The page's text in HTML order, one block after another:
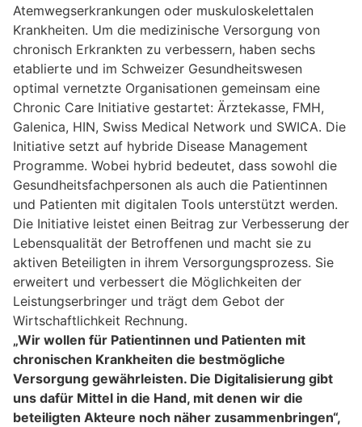
Atemwegserkrankungen oder muskuloskelettalen
Krankheiten. Um die medizinische Versorgung von
chronisch Erkrankten zu verbessern, haben sechs
etablierte und im Schweizer Gesundheitswesen
optimal vernetzte Organisationen gemeinsam eine
Chronic Care Initiative gestartet: Ärztekasse, FMH,
Galenica, HIN, Swiss Medical Network und SWICA. Die
Initiative setzt auf hybride Disease Management
Programme. Wobei hybrid bedeutet, dass sowohl die
Gesundheitsfachpersonen als auch die Patientinnen
und Patienten mit digitalen Tools unterstützt werden.
Die Initiative leistet einen Beitrag zur Verbesserung der
Lebensqualität der Betroffenen und macht sie zu
aktiven Beteiligten in ihrem Versorgungsprozess. Sie
erweitert und verbessert die Möglichkeiten der
Leistungserbringer und trägt dem Gebot der
Wirtschaftlichkeit Rechnung.
„Wir wollen für Patientinnen und Patienten mit
chronischen Krankheiten die bestmögliche
Versorgung gewährleisten. Die Digitalisierung gibt
uns dafür Mittel in die Hand, mit denen wir die
beteiligten Akteure noch näher zusammenbringen“,